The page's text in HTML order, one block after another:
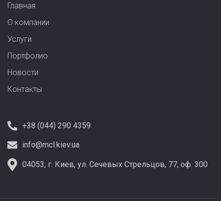
Главная
О компании
Услуги
Портфолио
Новости
Контакты
+38 (044) 290 4359
info@mcl.kiev.ua
04053, г. Киев, ул. Сечевых Стрельцов, 77, оф. 300